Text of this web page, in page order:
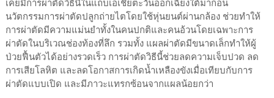
เคยมีการผ่าตัดวิธีนี้ในแถบเอเชียตะวันออกเฉียงใต้มาก่อน
นวัตกรรมการผ่าตัดปลูกถ่ายไตโดยใช้หุ่นยนต์ผ่านกล้อง ช่วยทำให้
การผ่าตัดมีความแม่นยำทั้งในคนปกติและคนอ้วนโดยเฉพาะการ
ผ่าตัดในบริเวณช่องท้องที่ลึก รวมทั้ง แผลผ่าตัดมีขนาดเล็กทำให้ผู้
ป่วยฟื้นตัวได้อย่างรวดเร็ว การผ่าตัดวิธีนี้ช่วยลดความเจ็บปวด ลด
การเสียโลหิต และลดโอกาสการเกิดน้ำเหลืองขังเมื่อเทียบกับการ
ผ่าตัดแบบเปิด และมีภาวะแทรกซ้อนจากแผลน้อยกว่า